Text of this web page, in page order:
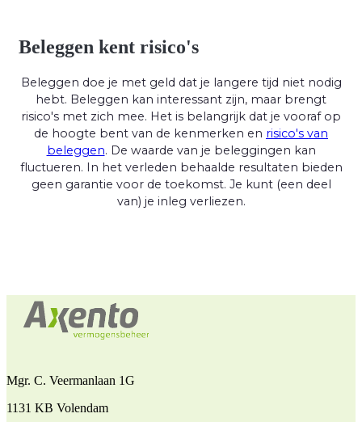
Beleggen kent risico's
Beleggen doe je met geld dat je langere tijd niet nodig
hebt. Beleggen kan interessant zijn, maar brengt
risico's met zich mee. Het is belangrijk dat je vooraf op
de hoogte bent van de kenmerken en risico's van
beleggen. De waarde van je beleggingen kan
fluctueren. In het verleden behaalde resultaten bieden
geen garantie voor de toekomst. Je kunt (een deel
van) je inleg verliezen.
Mgr. C. Veermanlaan 1G
1131 KB Volendam